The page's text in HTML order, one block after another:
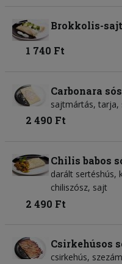
Brokkolis-
1 740 Ft
Carbonara
sajtmártás, tarja,
2 490 Ft
Chilis babos
darált sertéshús,
chiliszósz, sajt
2 490 Ft
Csirkehúsos
csirkehús,